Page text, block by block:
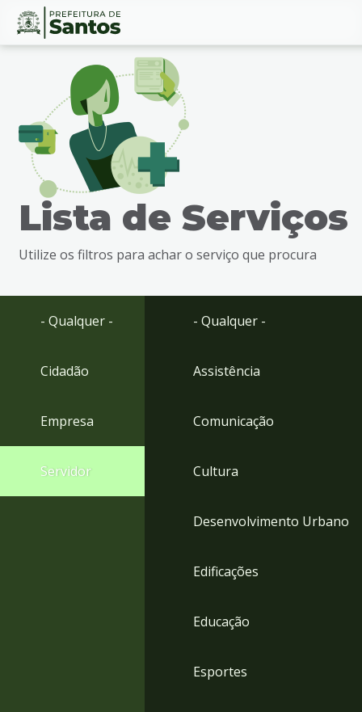
Ir
busca
Ir
Conteúdo
Lista de Serviços
Utilize os filtros para achar o serviço que procura
- Qualquer -
Cidadão
Empresa
Servidor
- Qualquer -
Assistência
Comunicação
Cultura
Desenvolvimento Urbano
Edificações
Educação
Esportes